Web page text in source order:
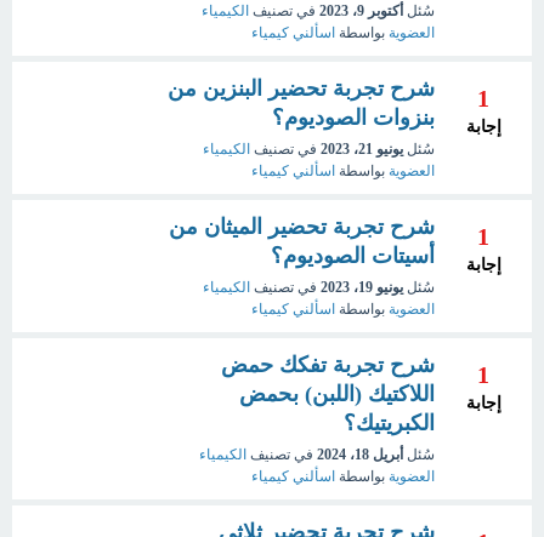
سُئل أكتوبر 9، 2023 في تصنيف الكيمياء
العضوية بواسطة اسألني كيمياء
1
إجابة
شرح تجربة تحضير البنزين من
بنزوات الصوديوم؟
سُئل يونيو 21، 2023 في تصنيف الكيمياء
العضوية بواسطة اسألني كيمياء
1
إجابة
شرح تجربة تحضير الميثان من
أسيتات الصوديوم؟
سُئل يونيو 19، 2023 في تصنيف الكيمياء
العضوية بواسطة اسألني كيمياء
1
إجابة
شرح تجربة تفكك حمض
اللاكتيك (اللبن) بحمض
الكبريتيك؟
سُئل أبريل 18، 2024 في تصنيف الكيمياء
العضوية بواسطة اسألني كيمياء
شرح تجربة تحضير ثلاثي